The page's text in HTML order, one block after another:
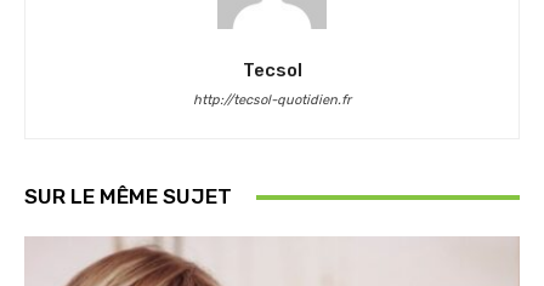
Tecsol
http://tecsol-quotidien.fr
SUR LE MÊME SUJET